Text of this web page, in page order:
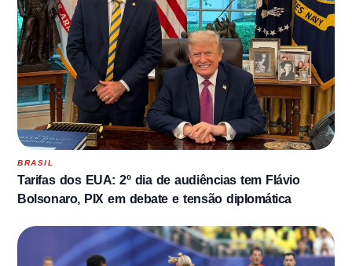
BRASIL
Tarifas dos EUA: 2º dia de audiências tem Flávio
Bolsonaro, PIX em debate e tensão diplomática